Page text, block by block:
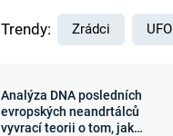
Výročí
Trendy: Zrádci UFO
Analýza DNA posledních
evropských neandrtálců
vyvrací teorii o tom, jak